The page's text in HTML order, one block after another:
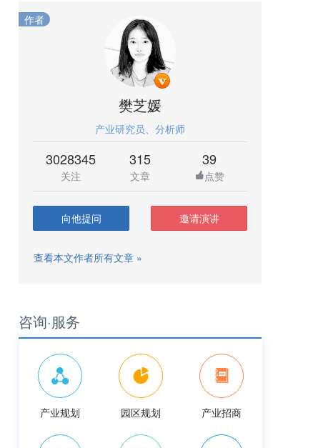
作者
樊芝媛
产业研究员、分析师
3028345
关注
315
文章
39
点赞
向他提问 邀请演讲
查看本文作者所有文章 »
咨询·服务
产业规划 园区规划 产业招商